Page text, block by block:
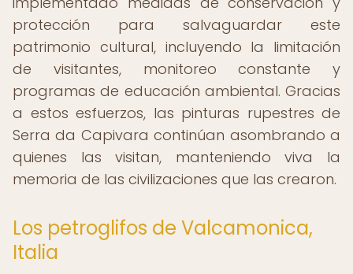
protección para salvaguardar este
patrimonio cultural, incluyendo la limitación
de visitantes, monitoreo constante y
programas de educación ambiental. Gracias
a estos esfuerzos, las pinturas rupestres de
Serra da Capivara continúan asombrando a
quienes las visitan, manteniendo viva la
memoria de las civilizaciones que las crearon.
Los petroglifos de Valcamonica,
Italia